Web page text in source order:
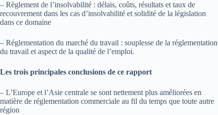
– Règlement de l’insolvabilité : délais, coûts, résultats et taux de
recouvrement dans les cas d’insolvabilité et solidité de la législation
dans ce domaine
– Réglementation du marché du travail : souplesse de la réglementation
du travail et aspect de la qualité de l’emploi.
Les trois principales conclusions de ce rapport
– L’Europe et l’Asie centrale se sont nettement plus améliorées en
matière de réglementation commerciale au fil du temps que toute autre
région